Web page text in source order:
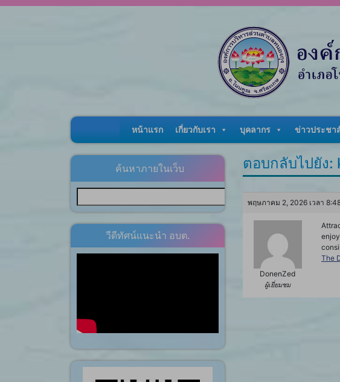
หน้าแรก เกี่ยวกับเรา บุคลากร ข่าวประชา
ค้นหาภายในเว็บ
วีดีทัศน์แนะนำ อบต.
ตอบกลับไปยัง:
พฤษภาคม 2, 2026 เวลา
DonenZed
ผู้เยี่ยมชม
The